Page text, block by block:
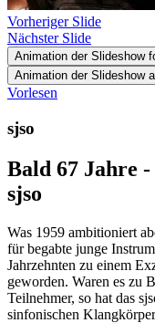
Vorheriger Slide
Nächster Slide
Animation der Slideshow
Animation der Slideshow
Vorlesen
sjso
Bald 67 Jahre
sjso
Was 1959 ambitioniert
für begabte junge
Jahrzehnten zu einem
geworden. Waren es zu
Teilnehmer, so hat das
sinfonischen